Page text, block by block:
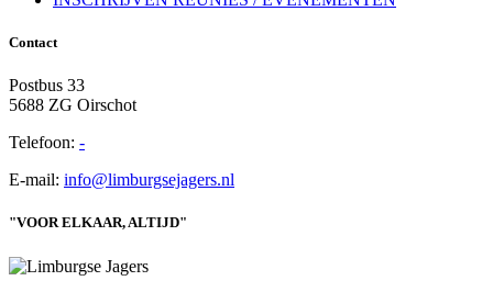
Contact
Postbus 33
5688 ZG Oirschot
Telefoon: -
E-mail: info@limburgsejagers.nl
"VOOR ELKAAR, ALTIJD"